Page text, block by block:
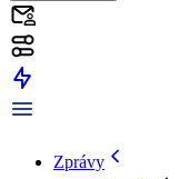
Zprávy